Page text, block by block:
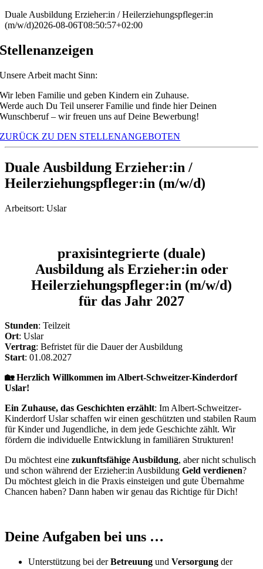
Duale Ausbildung Erzieher:in / Heilerziehungspfleger:in
(m/w/d)2026-08-06T08:50:57+02:00
Stellenanzeigen
Unsere Arbeit macht Sinn:
Wir leben Familie und geben Kindern ein Zuhause.
Werde auch Du Teil unserer Familie und finde hier Deinen
Wunschberuf – wir freuen uns auf Deine Bewerbung!
ZURÜCK ZU DEN STELLENANGEBOTEN
Duale Ausbildung Erzieher:in /
Heilerziehungspfleger:in (m/w/d)
Arbeitsort: Uslar
praxisintegrierte (duale)
Ausbildung als Erzieher:in oder
Heilerziehungspfleger:in (m/w/d)
für das Jahr 2027
Stunden: Teilzeit
Ort: Uslar
Vertrag: Befristet für die Dauer der Ausbildung
Start: 01.08.2027
🏡 Herzlich Willkommen im Albert-Schweitzer-Kinderdorf
Uslar!
Ein Zuhause, das Geschichten erzählt: Im Albert-Schweitzer-
Kinderdorf Uslar schaffen wir einen geschützten und stabilen Raum
für Kinder und Jugendliche, in dem jede Geschichte zählt. Wir
fördern die individuelle Entwicklung in familiären Strukturen!
Du möchtest eine zukunftsfähige Ausbildung, aber nicht schulisch
und schon während der Erzieher:in Ausbildung Geld verdienen?
Du möchtest gleich in die Praxis einsteigen und gute Übernahme
Chancen haben? Dann haben wir genau das Richtige für Dich!
Deine Aufgaben bei uns …
Unterstützung bei derBetreuung und Versorgung der